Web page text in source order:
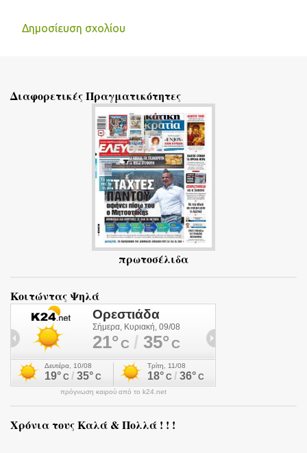
λ
Δημοσίευση σχολίου
Διαφορετικές Πραγματικότητες
πρωτοσέλιδα
Κοιτώντας Ψηλά
πρόγνωση καιρού από το k24.net
Χρόνια τους Καλά & Πολλά ! ! !